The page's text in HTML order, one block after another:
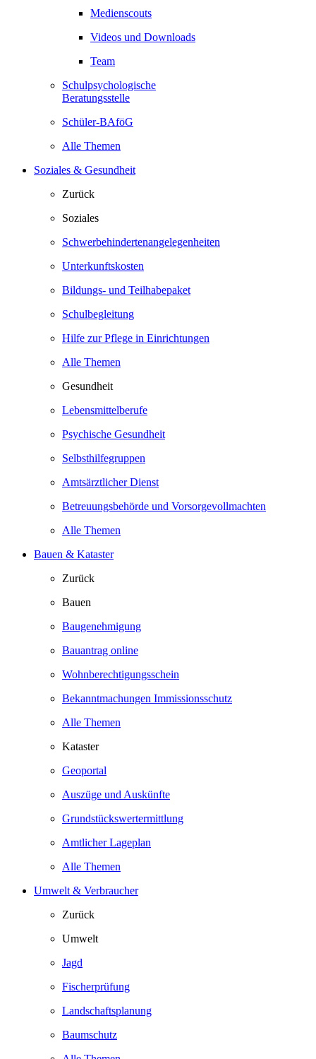
Medienscouts
Videos und Downloads
Team
Schulpsychologische
Beratungsstelle
Schüler-BAföG
Alle Themen
Soziales & Gesundheit
Zurück
Soziales
Schwerbehindertenangelegenheiten
Unterkunftskosten
Bildungs- und Teilhabepaket
Schulbegleitung
Hilfe zur Pflege in Einrichtungen
Alle Themen
Gesundheit
Lebensmittelberufe
Psychische Gesundheit
Selbsthilfegruppen
Amtsärztlicher Dienst
Betreuungsbehörde und Vorsorgevollmachten
Alle Themen
Bauen & Kataster
Zurück
Bauen
Baugenehmigung
Bauantrag online
Wohnberechtigungsschein
Bekanntmachungen Immissionsschutz
Alle Themen
Kataster
Geoportal
Auszüge und Auskünfte
Grundstückswertermittlung
Amtlicher Lageplan
Alle Themen
Umwelt & Verbraucher
Zurück
Umwelt
Jagd
Fischerprüfung
Landschaftsplanung
Baumschutz